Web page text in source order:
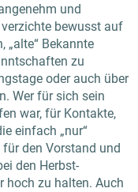
und
bewusst auf
„alte“ Bekannte
zu
oder auch über
Wer für sich sein
war, für Kontakte,
einfach „nur“
den Vorstand und
den Herbst-
hoch zu halten. Auch